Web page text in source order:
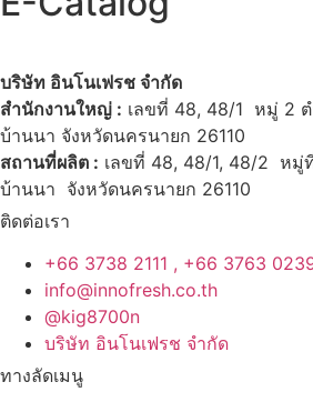
บริษัท อินโนเฟรช จำกัด
สำนักงานใหญ่ : เลขที่ 48, 48/1 หมู่ 2
บ้านนา จังหวัดนครนายก 26110
สถานที่ผลิต : เลขที่ 48, 48/1, 48/2 หมู่
บ้านนา จังหวัดนครนายก 26110
ติดต่อเรา
+66 3738 2111 , +66 3763
info@innofresh.co.th
@kig8700n
บริษัท อินโนเฟรช จำกัด
ทางลัดเมนู